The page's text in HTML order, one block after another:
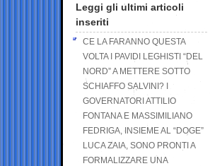
Leggi gli ultimi articoli
inseriti
CE LA FARANNO QUESTA
VOLTA I PAVIDI LEGHISTI “DEL
NORD” A METTERE SOTTO
SCHIAFFO SALVINI? I
GOVERNATORI ATTILIO
FONTANA E MASSIMILIANO
FEDRIGA, INSIEME AL “DOGE”
LUCA ZAIA, SONO PRONTI A
FORMALIZZARE UNA